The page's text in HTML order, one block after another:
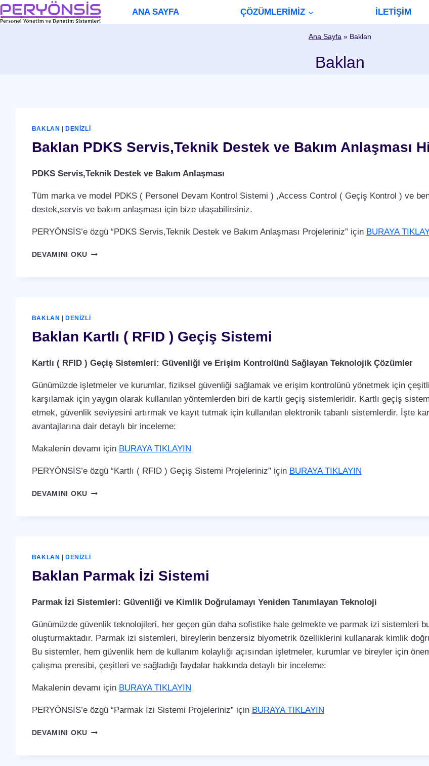
Skip
to
ANA SAYFA ÇÖZÜMLERİMİZ İLETİŞİM
Ana Sayfa » Baklan
Baklan
BAKLAN DENIZLI
Baklan PDKS Servis,Teknik Destek ve Bakım Anlaşması
PDKS Servis,Teknik Destek ve Bakım Anlaşması
Tüm marka ve model PDKS ( Personel Devam Kontrol Sistemi ) ,Access Control ( Geçiş Kontrol ) ve
destek,servis ve bakım anlaşması için bize ulaşabilirsiniz.
PERYÖNSİS’e özgü “PDKS Servis,Teknik Destek ve Bakım Anlaşması Projeleriniz” için BURAYA
DEVAMINI OKUBAKLAN
ANLAŞMASI
BAKLAN DENIZLI
Baklan Kartlı ( RFID ) Geçiş Sistemi
Kartlı ( RFID ) Geçiş Sistemleri: Güvenliği ve Erişim Kontrolünü Sağlayan Teknolojik Çözümler
Günümüzde işletmeler ve kurumlar, fiziksel güvenliği sağlamak ve erişim kontrolünü yönetmek için
karşılamak için yaygın olarak kullanılan yöntemlerden biri de kartlı geçiş sistemleridir. Kartlı geçiş
etmek, güvenlik seviyesini artırmak ve kayıt tutmak için kullanılan elektronik tabanlı sistemlerdir. İşte
avantajlarına dair detaylı bir inceleme:
Makalenin devamı için BURAYA TIKLAYIN
PERYÖNSİS’e özgü “Kartlı ( RFID ) Geçiş Sistemi Projeleriniz” için BURAYA TIKLAYIN
DEVAMINI OKUBAKLAN
SISTEMI
BAKLAN DENIZLI
Baklan Parmak İzi Sistemi
Parmak İzi Sistemleri: Güvenliği ve Kimlik Doğrulamayı Yeniden Tanımlayan Teknoloji
Günümüzde güvenlik teknolojileri, her geçen gün daha sofistike hale gelmekte ve parmak izi sistemleri
oluşturmaktadır. Parmak izi sistemleri, bireylerin benzersiz biyometrik özelliklerini kullanarak kimlik
Bu sistemler, hem güvenlik hem de kullanım kolaylığı açısından işletmeler, kurumlar ve bireyler için
çalışma prensibi, çeşitleri ve sağladığı faydalar hakkında detaylı bir inceleme:
Makalenin devamı için BURAYA TIKLAYIN
PERYÖNSİS’e özgü “Parmak İzi Sistemi Projeleriniz” için BURAYA TIKLAYIN
DEVAMINI OKUBAKLAN